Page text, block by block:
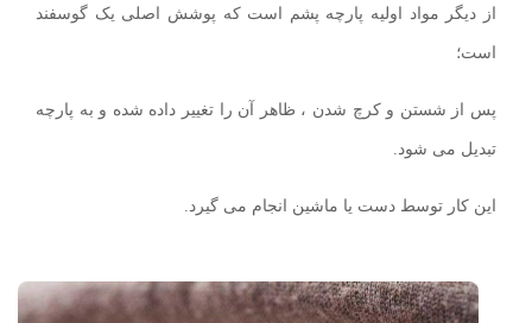
از دیگر مواد اولیه پارچه پشم است که پوشش اصلی یک گوسفند
است؛
پس از شستن و کرچ شدن ، ظاهر آن را تغییر داده شده و به پارچه
تبدیل می شود.
این کار توسط دست یا ماشین انجام می گیرد.